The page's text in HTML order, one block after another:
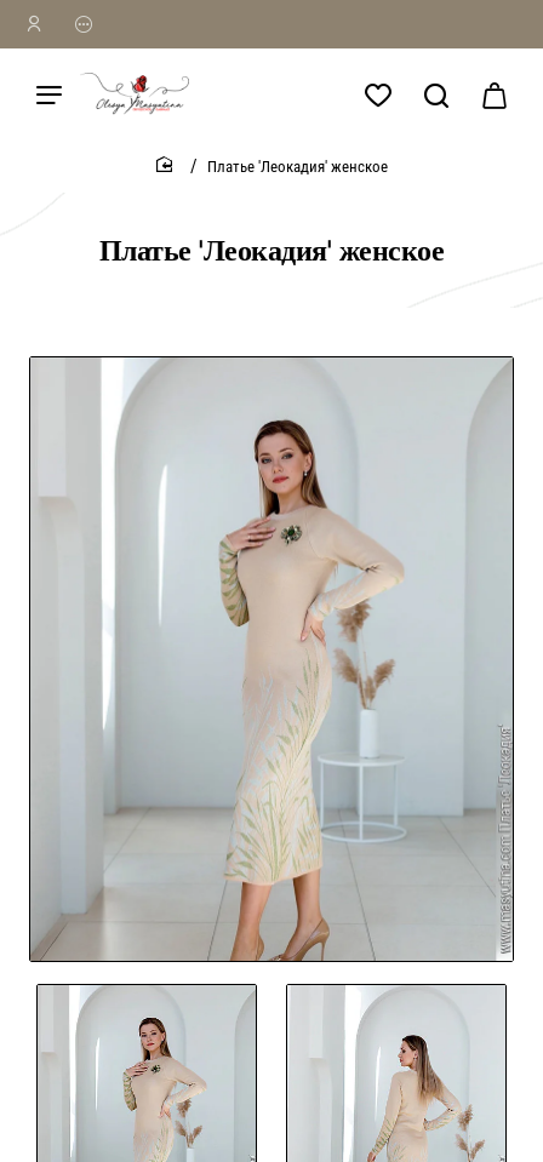
Платье 'Леокадия' женское
Платье 'Леокадия' женское